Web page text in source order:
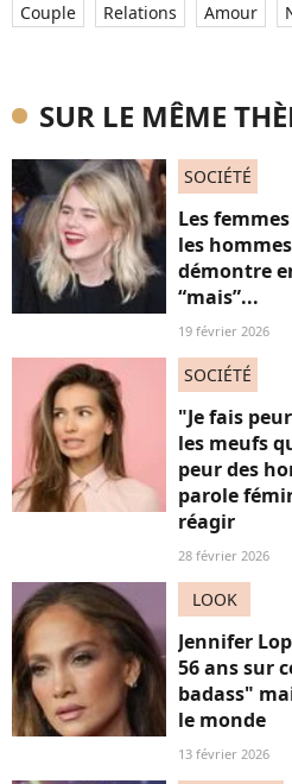
Couple Relations Amour
SUR LE MÊME
SOCIÉTÉ
Les
les
démontre
“mais”...
19 février 2026
SOCIÉTÉ
"Je fais
les meufs
peur des
parole
réagir
28 février 2026
LOOK
Jennifer
56 ans sur
badass"
le monde
13 février 2026